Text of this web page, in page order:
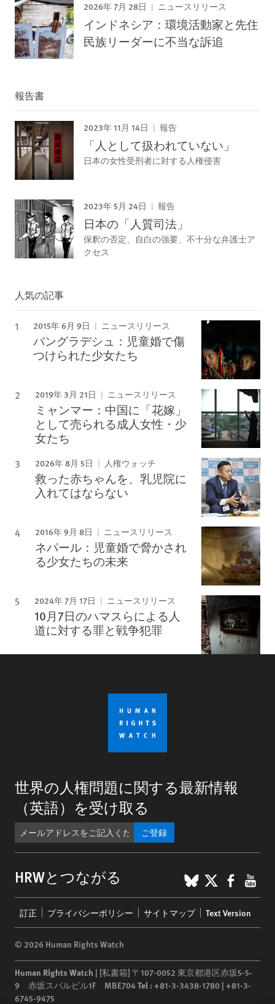
2026年 7月 28日 ニュースリリース
インドネシア：環境活動家と先住
民族リーダーに不当な訴追
報告書
2023年 11月 14日 報告
「人として扱われていない」
日本の女性受刑者に対する人権侵害
2023年 5月 24日 報告
日本の「人質司法」
保釈の否定、自白の強要、不十分な弁護士ア
クセス
人気の記事
2015年 6月 9日 ニュースリリース
バングラデシュ：児童婚で傷
つけられた少女たち
2019年 3月 21日 ニュースリリース
ミャンマー：中国に「花嫁」
として売られる成人女性・少
女たち
2026年 8月 5日 人権ウォッチ
救った赤ちゃんを、乳児院に
入れてはならない
2016年 9月 8日 ニュースリリース
ネパール：児童婚で脅かされ
る少女たちの未来
2024年 7月 17日 ニュースリリース
10月7日のハマスらによる人
道に対する罪と戦争犯罪
世界の人権問題に関する最新情報
（英語）を受け取る
ご登録
HRWとつながる BlueSky
X
menu
訂正 プライバシーポリシー サイトマップ Text Version
© 2026 Human Rights Watch
Human Rights Watch | [私書箱] 〒107-0052 東京都港区赤坂5-5-
9 赤坂スバルビル1F MBE704Tel :+81-3-3438-1780 | +81-3-
6745-9475